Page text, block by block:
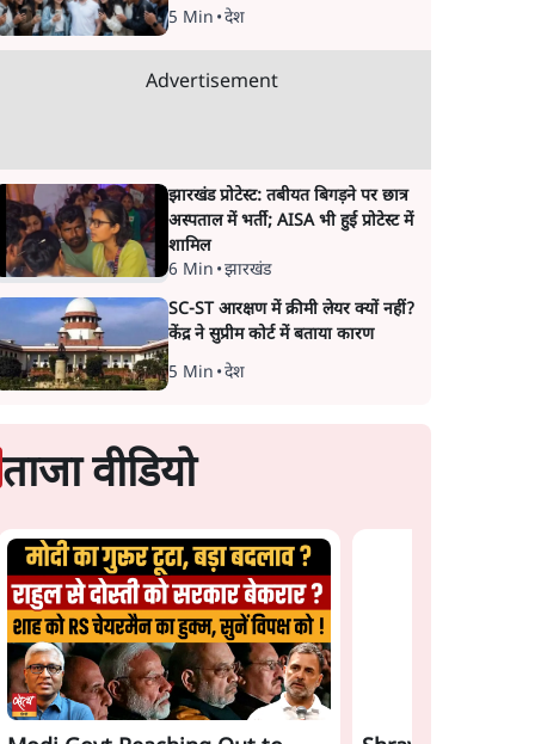
आया
Satya Hindi News
बजे तक की ख़बरें
5 Min •देश
Advertisement
झारखंड प्रोटेस्ट: तबीयत बिगड़ने पर छात्र
अस्पताल में भर्ती; AISA भी हुई प्रोटेस्ट में
शामिल
6 Min •झारखंड
SC-ST आरक्षण में क्रीमी लेयर क्यों नहीं?
केंद्र ने सुप्रीम कोर्ट में बताया कारण
5 Min •देश
ताजा वीडियो